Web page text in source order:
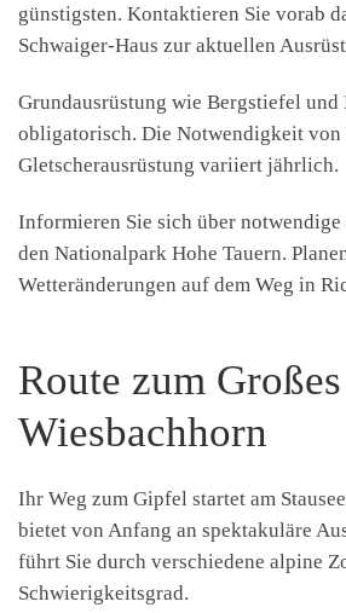
günstigsten. Kontaktieren Sie vorab
Schwaiger-Haus zur aktuellen
Grundausrüstung wie Bergstiefel und
obligatorisch. Die Notwendigkeit von
Gletscherausrüstung variiert jährlich.
Informieren Sie sich über
den Nationalpark Hohe Tauern.
Wetteränderungen auf dem Weg in
Route zum Großes
Wiesbachhorn
Ihr Weg zum Gipfel startet am
bietet von Anfang an spektakuläre
führt Sie durch verschiedene alpine
Schwierigkeitsgrad.